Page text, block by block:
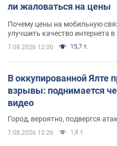
ли жаловаться на цены
Почему цены на мобильную
улучшить качество интернета в
7.08.2026 12:00 15,7 т.
В оккупированной
взрывы: поднимается
видео
Город, вероятно, подвергся
7.08.2026 13:26 1,8 т.